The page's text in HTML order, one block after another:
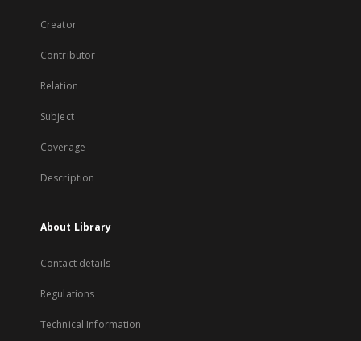
Creator
Contributor
Relation
Subject
Coverage
Description
About Library
Contact details
Regulations
Technical Information